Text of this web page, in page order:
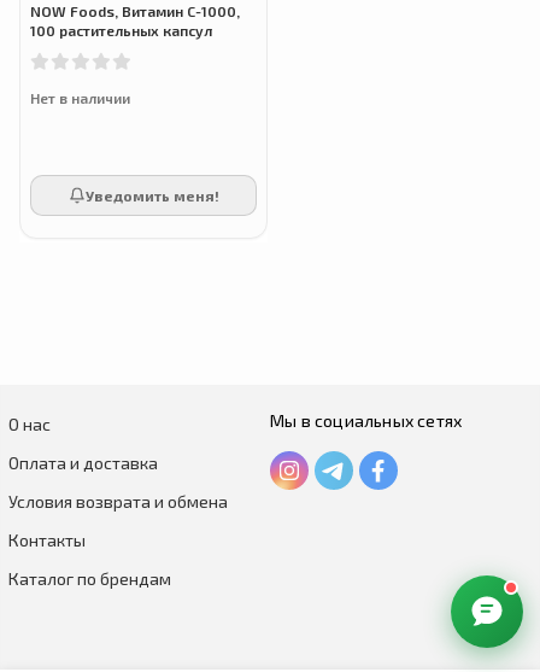
NOW Foods, Витамин C-1000,
100 растительных капсул
Нет в наличии
Уведомить меня!
О нас
Оплата и доставка
Условия возврата и обмена
Контакты
Каталог по брендам
Мы в социальных сетях